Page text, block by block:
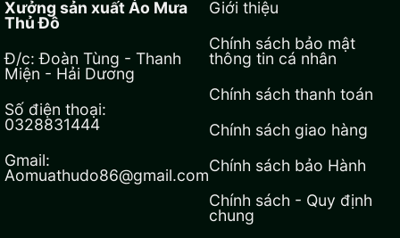
Xưởng sản xuất Áo Mưa
Thủ Đô
Đ/c: Đoàn Tùng - Thanh
Miện - Hải Dương
Số điện thoại:
0328831444
Gmail:
Aomuathudo86@gmail.com
Giới thiệu
Chính sách bảo mật
thông tin cá nhân
Chính sách thanh toán
Chính sách giao hàng
Chính sách bảo Hành
Chính sách - Quy định
chung